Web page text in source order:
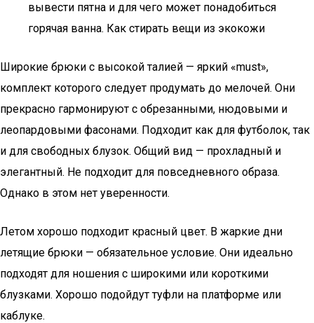
вывести пятна и для чего может понадобиться
горячая ванна. Как стирать вещи из экокожи
Широкие брюки с высокой талией — яркий «must»,
комплект которого следует продумать до мелочей. Они
прекрасно гармонируют с обрезанными, нюдовыми и
леопардовыми фасонами. Подходит как для футболок, так
и для свободных блузок. Общий вид — прохладный и
элегантный. Не подходит для повседневного образа.
Однако в этом нет уверенности.
Летом хорошо подходит красный цвет. В жаркие дни
летящие брюки — обязательное условие. Они идеально
подходят для ношения с широкими или короткими
блузками. Хорошо подойдут туфли на платформе или
каблуке.